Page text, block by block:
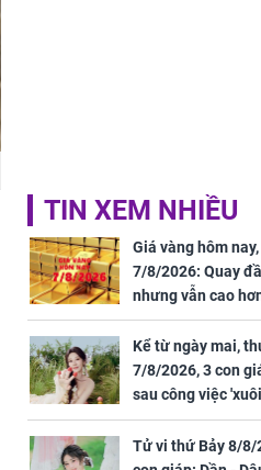
TIN XEM NHIỀU
Giá vàng hôm
7/8/2026: Quay
nhưng vẫn cao
7 triệu đồng
Kể từ ngày mai,
7/8/2026, 3 con
sau công việc
mái', tiền tài 'thu
tình duyên viên
Tử vi thứ Bảy 8/8/